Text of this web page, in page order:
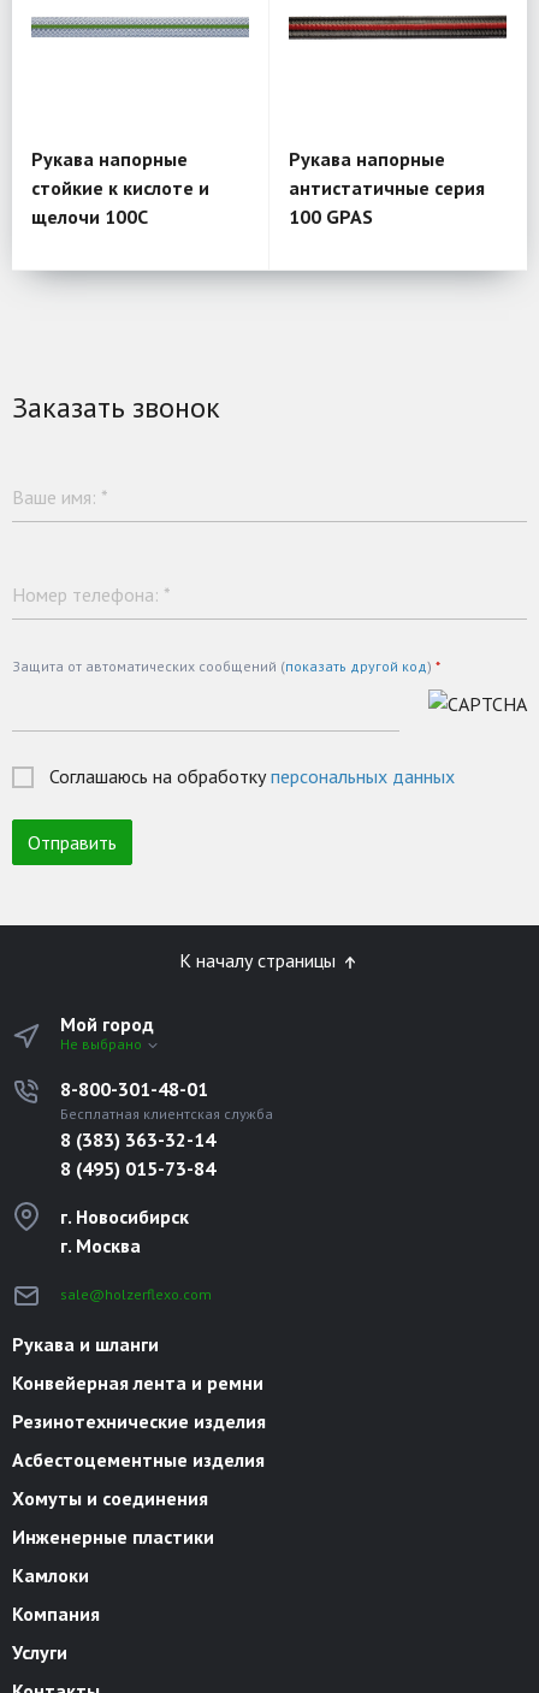
Рукава напорные
стойкие к кислоте и
щелочи 100С
Рукава напорные
антистатичные серия
100 GPAS
Заказать звонок
Ваше имя: *
Номер телефона: *
Защита от автоматических сообщений (показать другой код) *
Соглашаюсь на обработкуперсональных данных
К началу страницы
Мой город
Не выбрано
8-800-301-48-01
Бесплатная клиентская служба
8 (383) 363-32-14
8 (495) 015-73-84
г. Новосибирск
г. Москва
sale@holzerflexo.com
Рукава и шланги
Конвейерная лента и ремни
Резинотехнические изделия
Асбестоцементные изделия
Хомуты и соединения
Инженерные пластики
Камлоки
Компания
Услуги